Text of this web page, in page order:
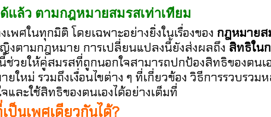
แล้ว ตามกฎหมายสมรสเท่าเทียม
ศในทุกมิติ โดยเฉพาะอย่างยิ่งในเรื่องของ กฎหมายส
ตามกฎหมาย การเปลี่ยนแปลงนี้ยังส่งผลถึง สิทธิใน
วยให้คู่สมรสที่ถูกนอกใจสามารถปกป้องสิทธิของตนเอ
ใหม่ รวมถึงเงื่อนไขต่าง ๆ ที่เกี่ยวข้อง วิธีการรวบรว
ละใช้สิทธิของตนเองได้อย่างเต็มที่
ป็นเพศเดียวกันได้?